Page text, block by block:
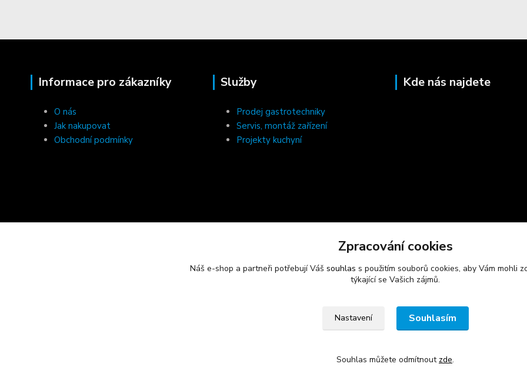
Informace pro zákazníky
O nás
Jak nakupovat
Obchodní podmínky
Služby
Prodej gastrotechniky
Servis, montáž zařízení
Projekty kuchyní
Kde nás najdete
Zpracování cookies
Náš e-shop a partneři potřebují Váš souhlas s použitím souborů cookies, aby Vám mohli
týkající se Vašich zájmů.
Nastavení Souhlasím
Souhlas můžete odmítnout zde.